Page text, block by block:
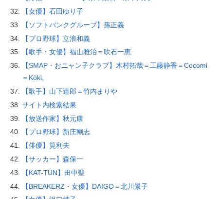
【女優】石田ゆり子
【ソフトバンクグループ】孫正義
【プロ野球】立浪和義
【歌手・女優】福山雅治＝吹石一恵
【SMAP・おニャン子クラブ】木村拓哉＝工藤静香＝Cocomi
＝Kōki,
【歌手】山下達郎＝竹内まりや
サイト内検索結果
【放送作家】秋元康
【プロ野球】新庄剛志
【俳優】筧利夫
【サッカー】森保一
【KAT-TUN】田中聖
【BREAKERZ・女優】DAIGO＝北川景子